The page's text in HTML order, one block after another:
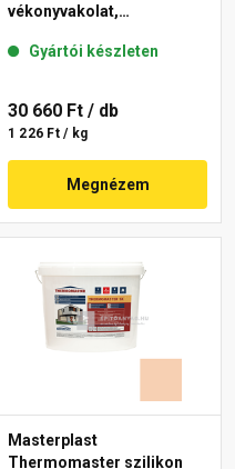
vékonyvakolat,
04-F 25 kg
Gyártói készleten
30 660 Ft / db
1 226 Ft / kg
Megnézem
Masterplast
Thermomaster szilikon